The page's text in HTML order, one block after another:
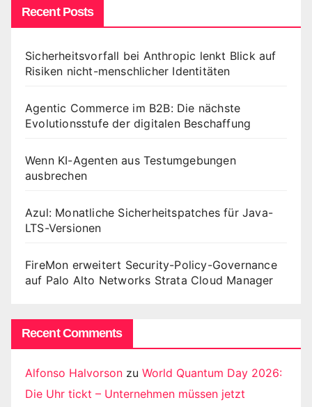
Recent Posts
Sicherheitsvorfall bei Anthropic lenkt Blick auf
Risiken nicht-menschlicher Identitäten
Agentic Commerce im B2B: Die nächste
Evolutionsstufe der digitalen Beschaffung
Wenn KI-Agenten aus Testumgebungen
ausbrechen
Azul: Monatliche Sicherheitspatches für Java-
LTS-Versionen
FireMon erweitert Security-Policy-Governance
auf Palo Alto Networks Strata Cloud Manager
Recent Comments
Alfonso Halvorson zu World Quantum Day 2026:
Die Uhr tickt – Unternehmen müssen jetzt